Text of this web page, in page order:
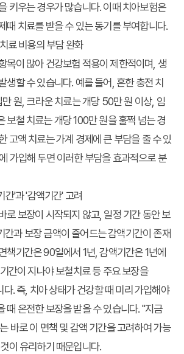
키우는 경우가 많습니다. 이때 치아보험은
때 치료를 받을 수 있는 동기를 부여합니다.
료 비용의 부담 완화
목이 많아 건강보험 적용이 제한적이며, 생
생할 수 있습니다. 예를 들어, 흔한 충전 치
원, 크라운 치료는 개당 50만 원 이상, 임
보철 치료는 개당 100만 원을 훌쩍 넘는 경
고액 치료는 가계 경제에 큰 부담을 줄 수 있
가입해 두면 이러한 부담을 효과적으로 분
간'과 '감액기간' 고려
로 보장이 시작되지 않고, 일정 기간 동안 보
간과 보장 금액이 줄어드는 감액기간이 존재
책기간은 90일에서 1년, 감액기간은 1년에
간이 지나야 보철치료 등 주요 보장을
. 즉, 치아 상태가 건강할 때 미리 가입해야
때 온전한 보장을 받을 수 있습니다. "지금
바로 이 면책 및 감액 기간을 고려하여 가능
이 유리하기 때문입니다.